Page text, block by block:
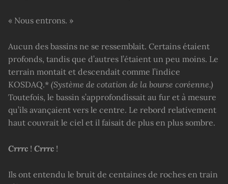
« Nous entrons. »
Aucun des bassins ne se ressemblait. Certains étaient
profonds, tandis que d’autres l’étaient un peu moins. Le
terrain montait et descendait comme l’indice
KOSDAQ.* (Système de cotation de la bourse coréenne.)
Toutefois, le bassin s’approfondissait au fur et à mesure
qu’ils avançaient vers le centre. Le rebord relativement
haut couvrait le ciel et il faisait de plus en plus sombre.
Crrrc ! Crrrc !
Ils ont entendu le bruit de centaines de roches en train